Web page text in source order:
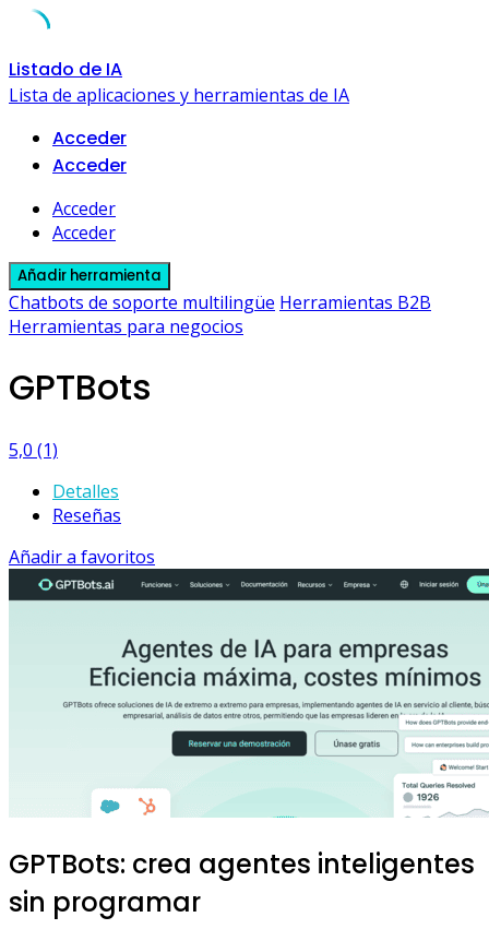
Skip
to
Listado de IA
Lista de aplicaciones y herramientas de IA
Acceder
Acceder
Acceder
Acceder
Añadir herramienta
Chatbots de soporte multilingüe Herramientas B2B
Herramientas para negocios
GPTBots
5,0 (1)
Detalles
Reseñas
Añadir a favoritos
GPTBots: crea agentes inteligentes
sin programar